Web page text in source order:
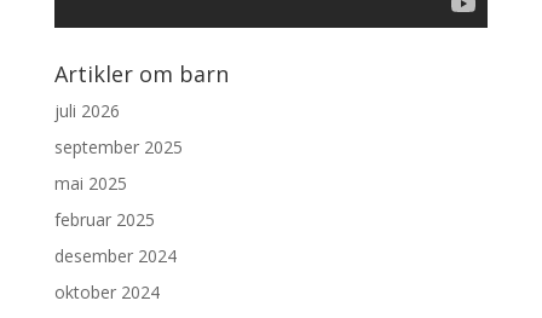
Artikler om barn
juli 2026
september 2025
mai 2025
februar 2025
desember 2024
oktober 2024